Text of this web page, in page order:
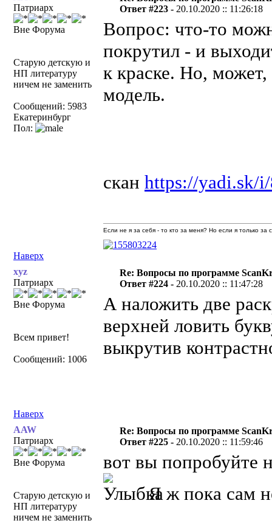
Патриарх
Вне Форума
Старую детскую и
НП литературу
ничем не заменить
Сообщений: 5983
Екатеринбург
Пол:
Ответ #223 - 20.10.2020 :: 11:26:18
Вопрос: что-то
покрутил - и
к краске. Но,
модель.
скан https://yadi.sk/
Наверх
Если не я за себя - то кто за меня? Но если я только
xyz
Патриарх
Вне Форума
Всем привет!
Сообщений: 1006
Re: Вопросы по программе
Ответ #224 - 20.10.2020 :: 11:47:28
А наложить две
верхней ловить
выкрутив
Наверх
AAW
Патриарх
Вне Форума
Старую детскую и
НП литературу
ничем не заменить
Re: Вопросы по программе
Ответ #225 - 20.10.2020 :: 11:59:46
вот вы попробуйте
Я ж пока сам